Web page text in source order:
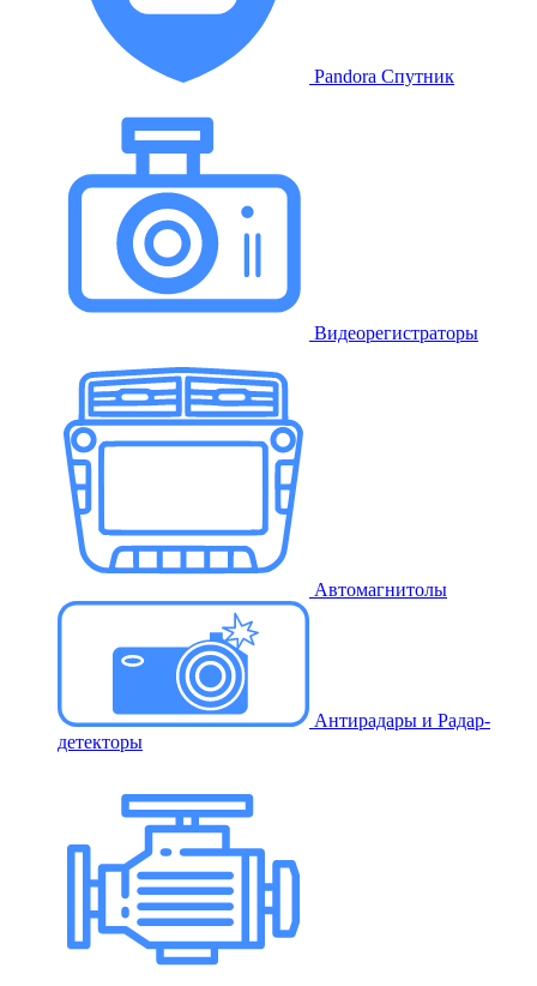
Pandora Спутник
Видеорегистраторы
Автомагнитолы
Антирадары и Радар-
детекторы